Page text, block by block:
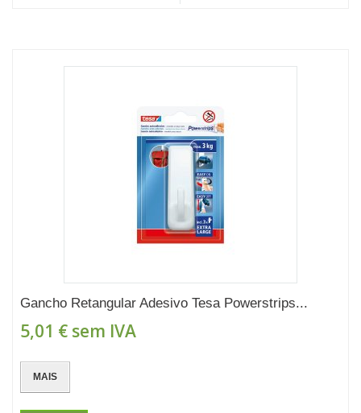
Gancho Retangular Adesivo Tesa Powerstrips...
5,01 € sem IVA
MAIS